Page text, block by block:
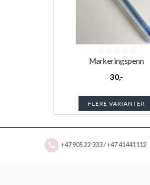
Markeringspenn
30,-
FLERE VARIANTER
+47 905 22 333 / +47 41441112